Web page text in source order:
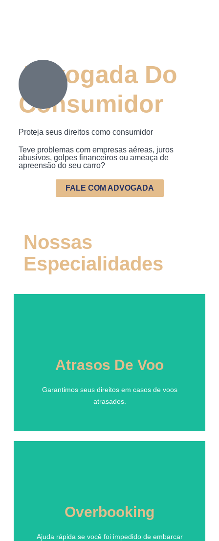
Advogada Do
Consumidor
Proteja seus direitos como consumidor
Teve problemas com empresas aéreas, juros
abusivos, golpes financeiros ou ameaça de
apreensão do seu carro?
FALE COM ADVOGADA
Nossas
Especialidades
Atrasos De Voo
Garantimos seus direitos em casos de voos
atrasados.
Garantimos seus direitos em casos de voos
Overbooking
Ajuda rápida se você foi impedido de embarcar
Ajuda rápida se você foi impedido de embarcar